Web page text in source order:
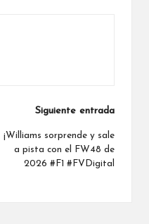
Siguiente entrada
¡Williams sorprende y sale
a pista con el FW48 de
2026 #F1 #FVDigital